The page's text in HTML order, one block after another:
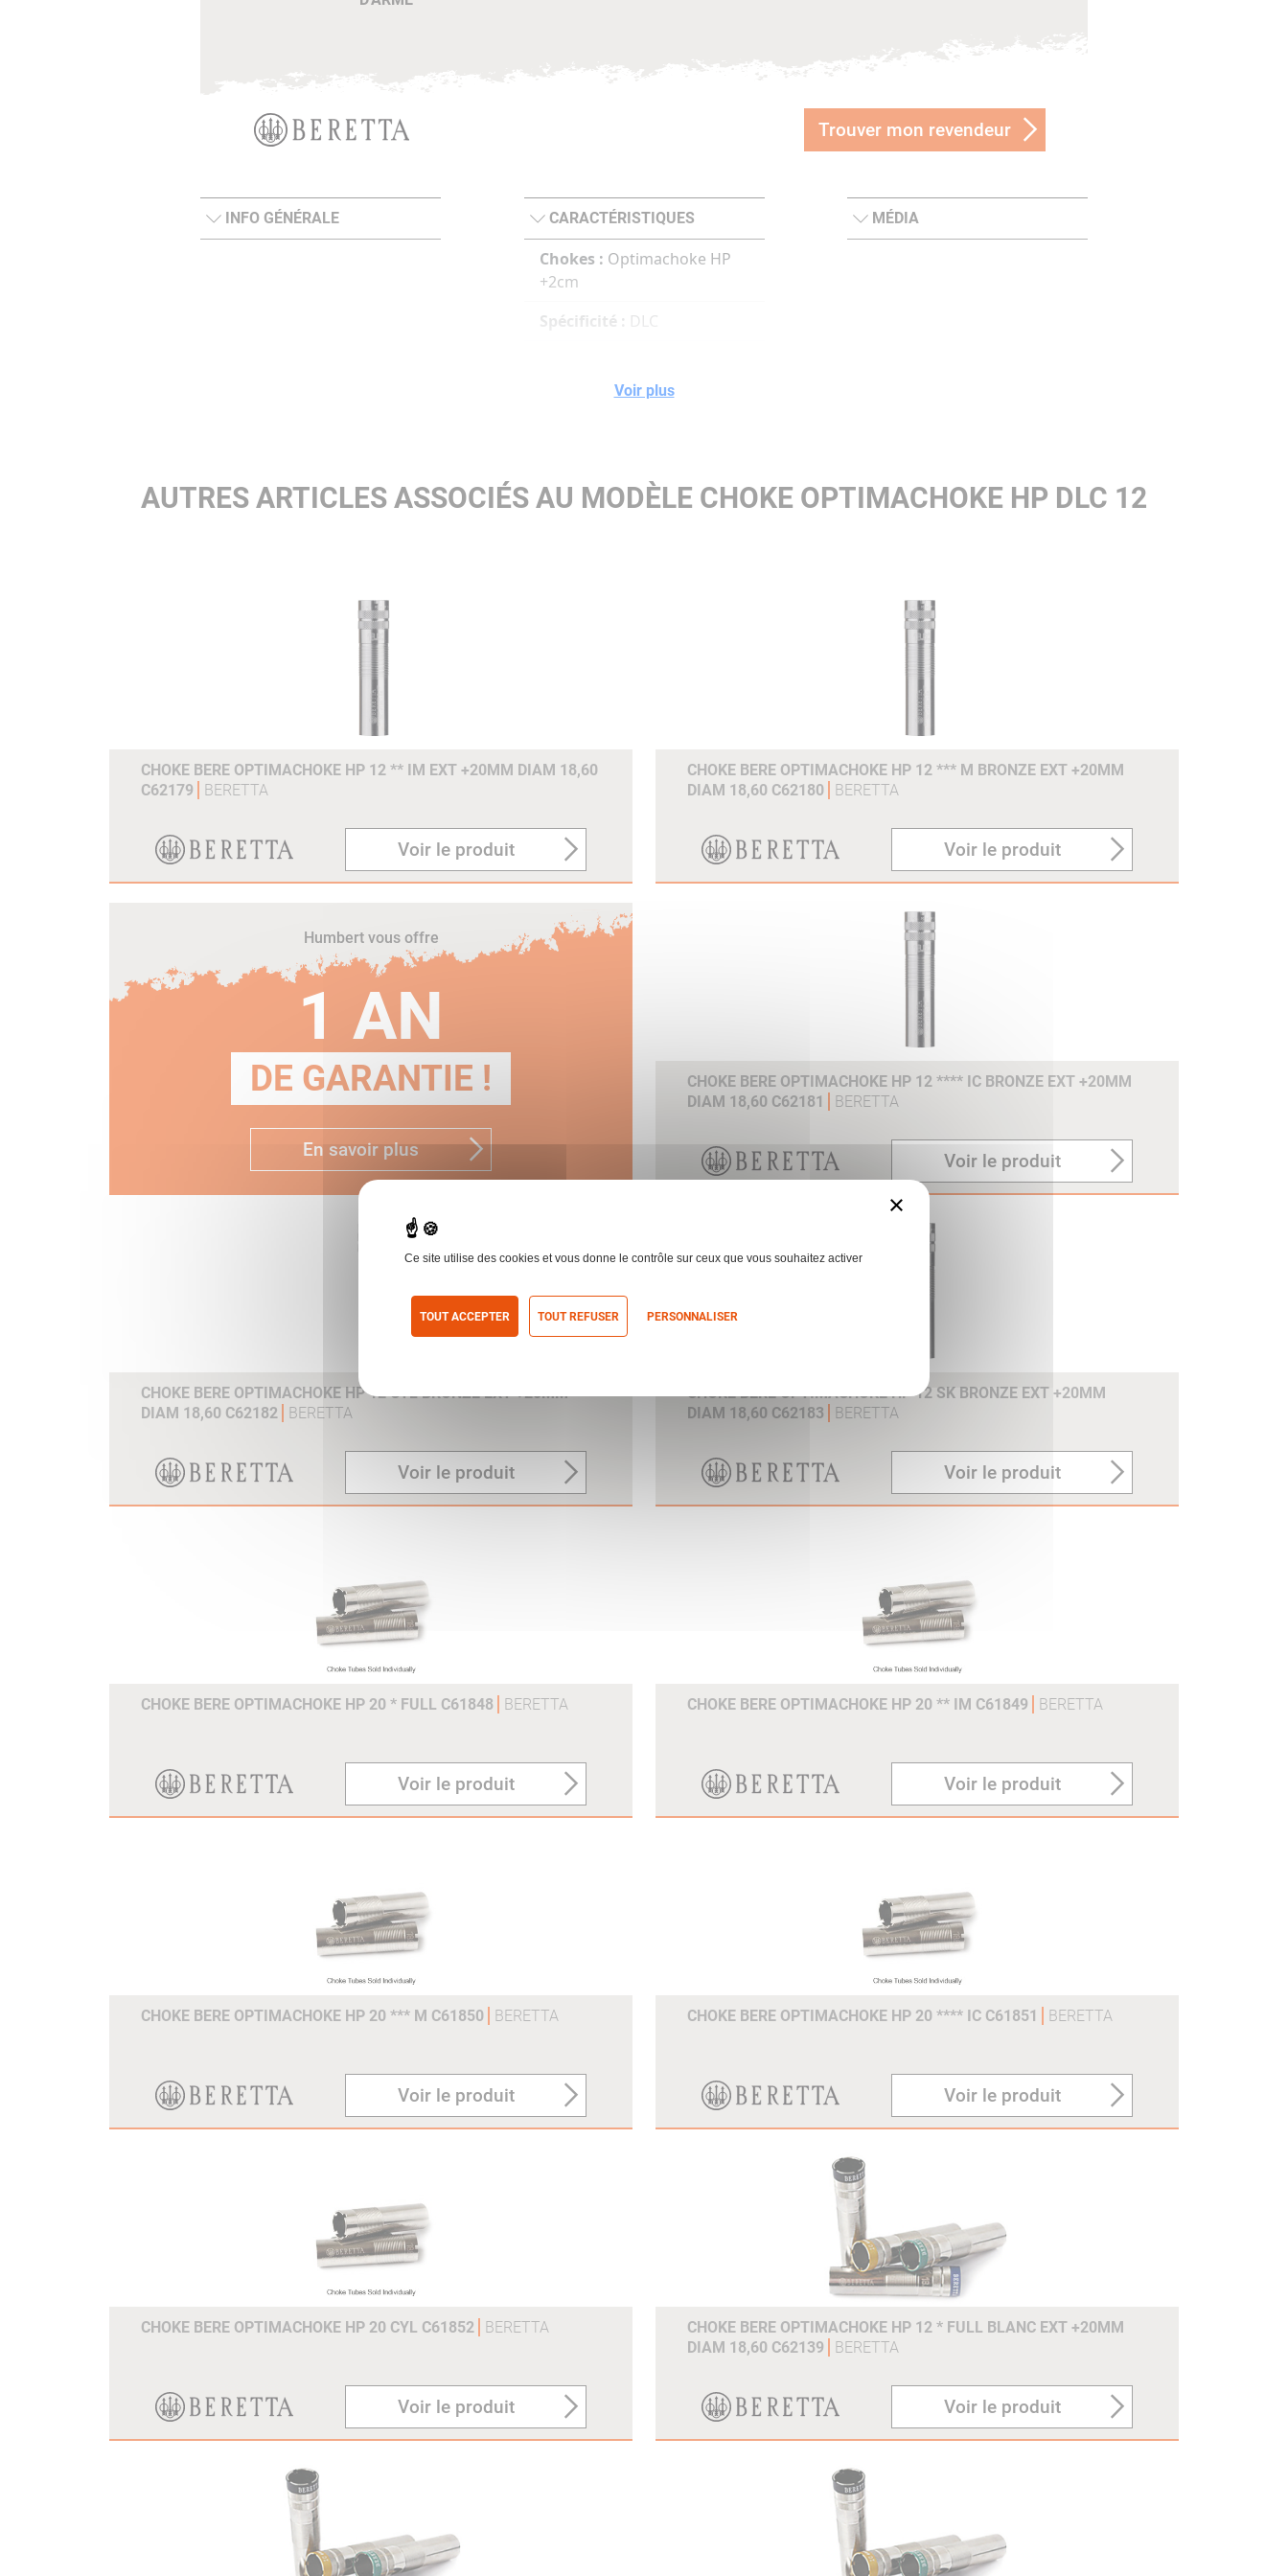
Trouver mon revendeur
INFO GÉNÉRALE CARACTÉRISTIQUES
Chokes : Optimachoke HP
+2cm
Spécificité : DLC
MÉDIA
Voir plus
AUTRES ARTICLES ASSOCIÉS AU MODÈLE CHOKE OPTIMACHOKE HP DLC 12
CHOKE BERE OPTIMACHOKE HP 12 ** IM EXT +20MM DIAM 18,60
C62179
BERETTA
Voir le produit
CHOKE BERE OPTIMACHOKE HP 12 *** M BRONZE EXT +20MM
DIAM 18,60 C62180
BERETTA
Voir le produit
Humbert vous offre
1 AN
DE GARANTIE !
En savoir plus
CHOKE BERE OPTIMACHOKE HP 12 **** IC BRONZE EXT +20MM
DIAM 18,60 C62181
BERETTA
Voir le produit
CHOKE BERE OPTIMACHOKE HP 12 CYL BRONZE EXT +20MM
DIAM 18,60 C62182
BERETTA
Voir le produit
CHOKE BERE OPTIMACHOKE HP 12 SK BRONZE EXT +20MM
DIAM 18,60 C62183
BERETTA
Voir le produit
CHOKE BERE OPTIMACHOKE HP 20 * FULL C61848 BERETTA
Voir le produit
CHOKE BERE OPTIMACHOKE HP 20 ** IM C61849 BERETTA
Voir le produit
CHOKE BERE OPTIMACHOKE HP 20 *** M C61850 BERETTA
Voir le produit
CHOKE BERE OPTIMACHOKE HP 20 **** IC C61851 BERETTA
Voir le produit
CHOKE BERE OPTIMACHOKE HP 20 CYL C61852 BERETTA
Voir le produit
CHOKE BERE OPTIMACHOKE HP 12 * FULL BLANC EXT +20MM
DIAM 18,60 C62139
BERETTA
Voir le produit
×
Ce site utilise des cookies et vous donne le contrôle sur ceux que vous souhaitez activer
TOUT ACCEPTER TOUT REFUSER PERSONNALISER